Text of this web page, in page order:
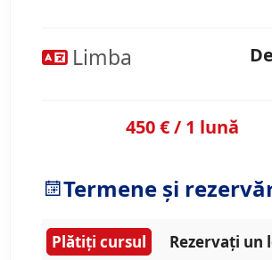
Limba
450 € / 1 lună
Termene și
Plătiți cursul Rezervați un